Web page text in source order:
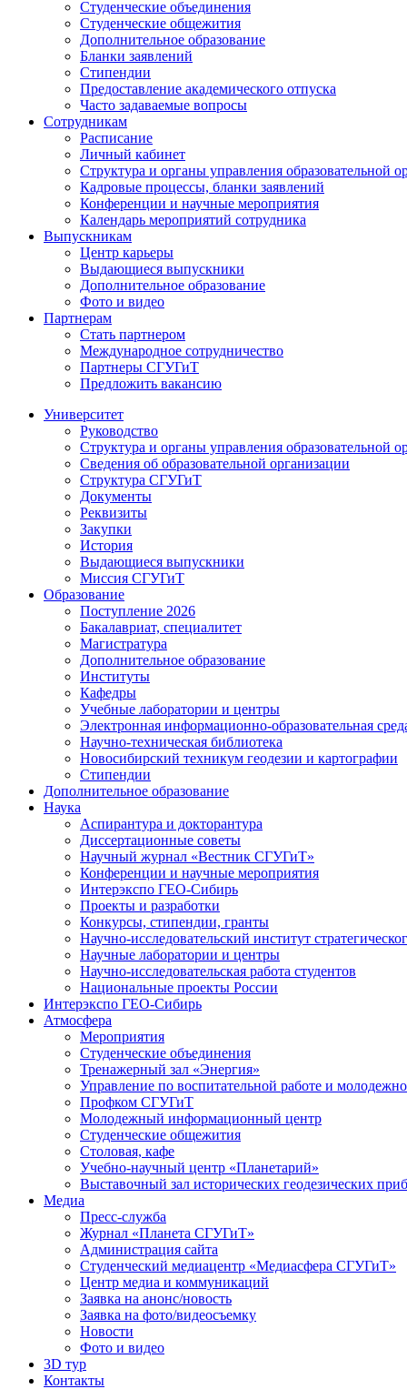
Студенческие объединения
Студенческие общежития
Дополнительное образование
Бланки заявлений
Стипендии
Предоставление академического отпуска
Часто задаваемые вопросы
Сотрудникам
Расписание
Личный кабинет
Структура и органы управления образовательной
Кадровые процессы, бланки заявлений
Конференции и научные мероприятия
Календарь мероприятий сотрудника
Выпускникам
Центр карьеры
Выдающиеся выпускники
Дополнительное образование
Фото и видео
Партнерам
Стать партнером
Международное сотрудничество
Партнеры СГУГиТ
Предложить вакансию
Университет
Руководство
Структура и органы управления образовательной
Сведения об образовательной организации
Структура СГУГиТ
Документы
Реквизиты
Закупки
История
Выдающиеся выпускники
Миссия СГУГиТ
Образование
Поступление 2026
Бакалавриат, специалитет
Магистратура
Дополнительное образование
Институты
Кафедры
Учебные лаборатории и центры
Электронная информационно-образовательная
Научно-техническая библиотека
Новосибирский техникум геодезии и картографии
Стипендии
Дополнительное образование
Наука
Аспирантура и докторантура
Диссертационные советы
Научный журнал «Вестник СГУГиТ»
Конференции и научные мероприятия
Интерэкспо ГЕО-Сибирь
Проекты и разработки
Конкурсы, стипендии, гранты
Научно-исследовательский институт
Научные лаборатории и центры
Научно-исследовательская работа студентов
Национальные проекты России
Интерэкспо ГЕО-Сибирь
Атмосфера
Мероприятия
Студенческие объединения
Тренажерный зал «Энергия»
Управление по воспитательной работе и
Профком СГУГиТ
Молодежный информационный центр
Студенческие общежития
Столовая, кафе
Учебно-научный центр «Планетарий»
Выставочный зал исторических геодезических
Медиа
Пресс-служба
Журнал «Планета СГУГиТ»
Администрация сайта
Студенческий медиацентр «Медиасфера СГУГиТ»
Центр медиа и коммуникаций
Заявка на анонс/новость
Заявка на фото/видеосъемку
Новости
Фото и видео
3D тур
Контакты